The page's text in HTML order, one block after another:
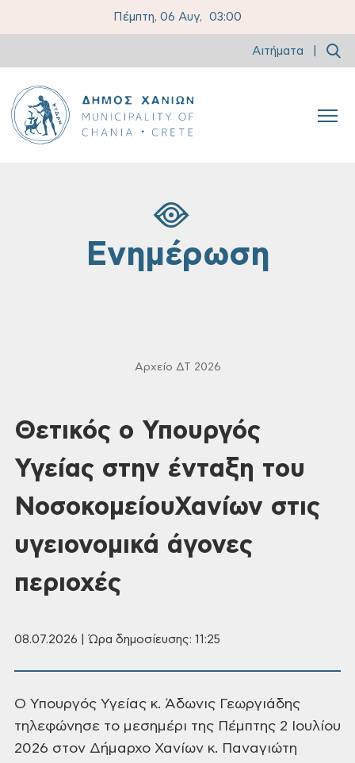
Πέμπτη, 06 Αυγ, 03:00
Αιτήματα
Ενημέρωση
Αρχείο ΔΤ 2026
Θετικός ο Υπουργός
Υγείας στην ένταξη του
ΝοσοκομείουΧανίων στις
υγειονομικά άγονες
περιοχές
08.07.2026 | Ώρα δημοσίευσης: 11:25
Ο Υπουργός Υγείας κ. Άδωνις Γεωργιάδης
τηλεφώνησε το μεσημέρι της Πέμπτης 2 Ιουλίου
2026 στον Δήμαρχο Χανίων κ. Παναγιώτη